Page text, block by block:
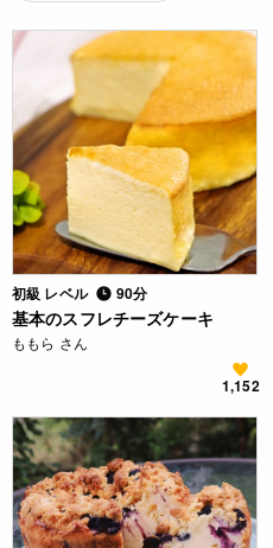
初級 レベル 90分
基本のスフレチーズケーキ
ももら さん
1,152